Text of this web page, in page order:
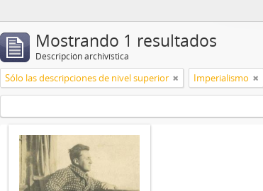
Mostrando 1 resultados
Descripción archivística
Sólo las descripciones de nivel superior Imperialismo